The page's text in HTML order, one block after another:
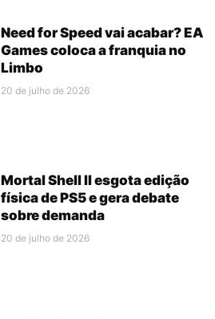
Need for Speed vai acabar? EA
Games coloca a franquia no
Limbo
20 de julho de 2026
Mortal Shell II esgota edição
física de PS5 e gera debate
sobre demanda
20 de julho de 2026